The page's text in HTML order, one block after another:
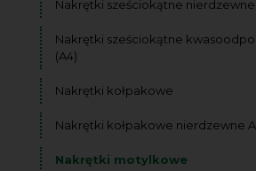
Nakrętki sześciokątne nierdzewne
Nakrętki sześciokątne
(A4)
Nakrętki kołpakowe
Nakrętki kołpakowe nierdzewne
Nakrętki motylkowe